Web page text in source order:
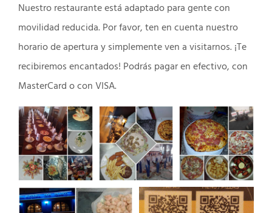
Nuestro restaurante está adaptado para gente con
movilidad reducida. Por favor, ten en cuenta nuestro
horario de apertura y simplemente ven a visitarnos. ¡Te
recibiremos encantados! Podrás pagar en efectivo, con
MasterCard o con VISA.